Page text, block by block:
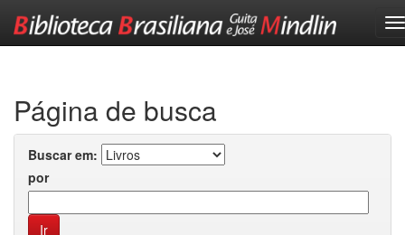
Página de busca
Buscar em:
por